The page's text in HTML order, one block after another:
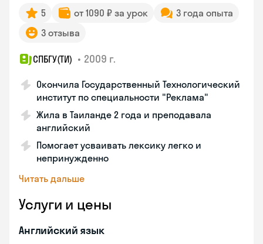
5 от 1090 ₽ за урок
3 года опыта
3 отзыва
СПБГУ(ТИ) • 2009 г.
Окончила Государственный Технологический
институт по специальности "Реклама"
Жила в Таиланде 2 года и преподавала
английский
Помогает усваивать лексику легко и
непринужденно
Читать дальше
Услуги и цены
Английский язык